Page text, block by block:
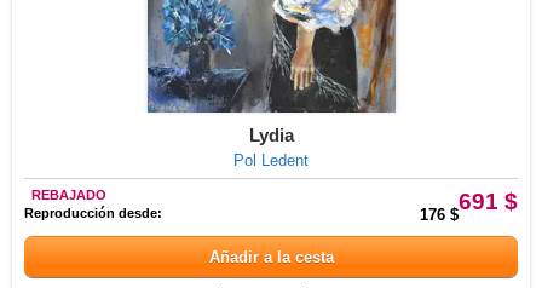
Lydia
Pol Ledent
691 $
REBAJADO
Reproducción desde:
176 $
Añadir a la cesta